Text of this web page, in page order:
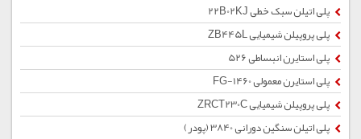
پلی اتیلن سبک خطی 22B02KJ
پلی پروپیلن شیمیایی ZB445L
پلی استایرن انبساطی 526
پلی استایرن معمولی 1460-FG
پلی پروپیلن شیمیایی ZRCT230C
پلی اتیلن سنگین دورانی 3840 (پودر)